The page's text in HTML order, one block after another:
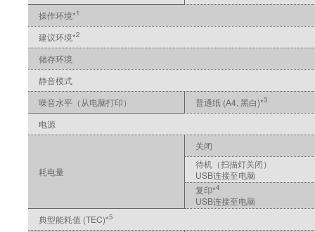
操作环境*1
建议环境*2
储存环境
静音模式
噪音水平（从电脑打印）
普通纸 (A4, 黑白)*3
电源
耗电量
关闭
待机（扫描灯关闭）
USB连接至电脑
复印*4
USB连接至电脑
典型能耗值 (TEC)*5